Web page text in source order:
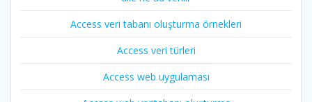
Access veri tabanı oluşturma örnekleri
Access veri türleri
Access web uygulaması